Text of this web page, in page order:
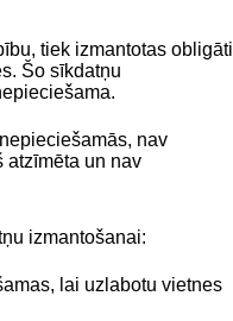
tiek izmantotas obligāti
Šo sīkdatņu
nav
atzīmēta un nav
izmantošanai:
lai uzlabotu vietnes
Lapas karte
paziņojums
Kontakti
tālrunis: